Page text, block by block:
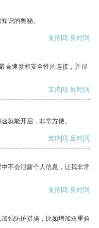
识的奥秘。
支持[0] 反对[0]
高速度和安全性的连接，并帮
支持[0] 反对[0]
就能开启，非常方便。
支持[0] 反对[0]
不会泄露个人信息，让我非常
支持[0] 反对[0]
强防护措施，比如增加双重验